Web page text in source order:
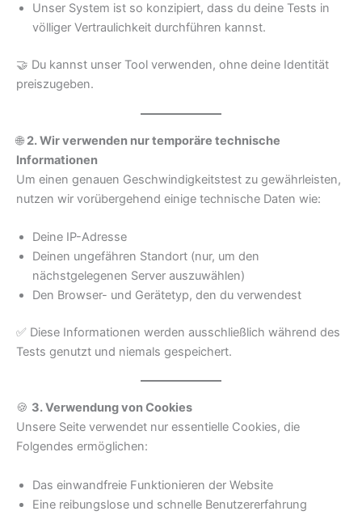
Unser System ist so konzipiert, dass du deine Tests in
völliger Vertraulichkeit durchführen kannst.
🤝 Du kannst unser Tool verwenden, ohne deine Identität
preiszugeben.
🌐 2. Wir verwenden nur temporäre technische
Informationen
Um einen genauen Geschwindigkeitstest zu gewährleisten,
nutzen wir vorübergehend einige technische Daten wie:
Deine IP-Adresse
Deinen ungefähren Standort (nur, um den
nächstgelegenen Server auszuwählen)
Den Browser- und Gerätetyp, den du verwendest
✅ Diese Informationen werden ausschließlich während des
Tests genutzt und niemals gespeichert.
🍪 3. Verwendung von Cookies
Unsere Seite verwendet nur essentielle Cookies, die
Folgendes ermöglichen:
Das einwandfreie Funktionieren der Website
Eine reibungslose und schnelle Benutzererfahrung